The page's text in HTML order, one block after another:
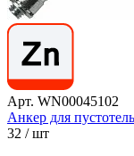
Арт. WN00045102
Анкер для
32 / шт